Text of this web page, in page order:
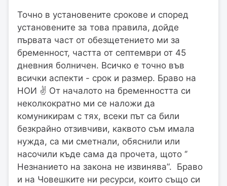
Точно в установените срокове и според
установените за това правила, дойде
първата част от обезщетението ми за
бременност, частта от септември от 45
дневния болничен. Всичко е точно във
всички аспекти - срок и размер. Браво на
НОИ ✌️ От началото на бременността си
неколкократно ми се наложи да
комуникирам с тях, всеки път са били
безкрайно отзивчиви, каквото съм имала
нужда, са ми сметнали, обяснили или
насочили къде сама да прочета, щото ‘’
Незнанието на закона не извинява’‘. Браво
и на Човешките ни ресурси, които също си